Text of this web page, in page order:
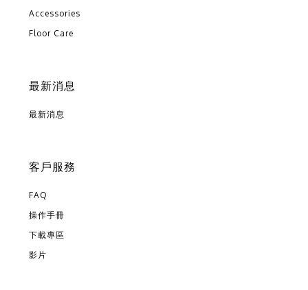
Accessories
Floor Care
最新消息
最新消息
客戶服務
FAQ
操作手冊
下載專區
影片